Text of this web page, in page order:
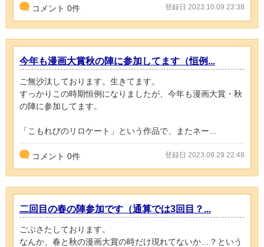
コメント 0件 登録日 2023.10.09 23:38
今年も漫画大賞秋の陣に参加してます（恒例...
ご無沙汰しております。生きてます。
すっかりこの時期恒例になりましたが、今年も漫画大賞・秋
の陣に参加してます。
「こもれびのリロケート」という作品で、またネー...
コメント 0件 登録日 2023.09.29 22:48
二回目の春の陣参加です（通算では3回目？...
ごぶさたしております。
なんか、春と秋の漫画大賞の時だけ現れてないか…？という